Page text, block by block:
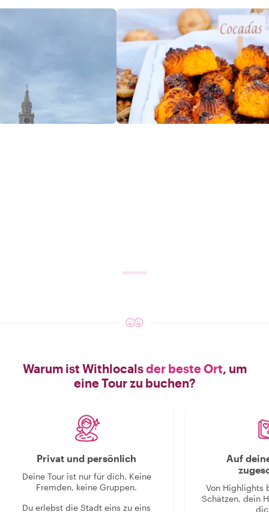
Warum ist Withlocalsder beste Ort, um
eine Tour zu buchen?
Privat und persönlich
Deine Tour ist nur für dich. Keine
Fremden, keine Gruppen.
Du erlebst die Stadt eins zu eins
Auf
Von Highlights
Schätzen, dein